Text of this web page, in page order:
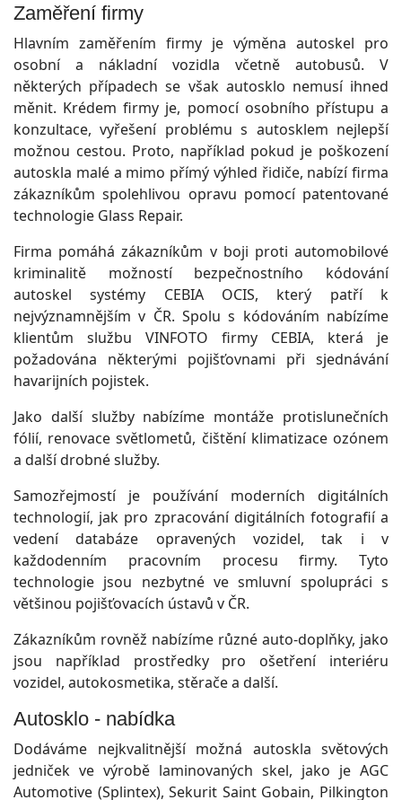
Zaměření firmy
Hlavním zaměřením firmy je výměna autoskel pro
osobní a nákladní vozidla včetně autobusů. V
některých případech se však autosklo nemusí ihned
měnit. Krédem firmy je, pomocí osobního přístupu a
konzultace, vyřešení problému s autosklem nejlepší
možnou cestou. Proto, například pokud je poškození
autoskla malé a mimo přímý výhled řidiče, nabízí firma
zákazníkům spolehlivou opravu pomocí patentované
technologie Glass Repair.
Firma pomáhá zákazníkům v boji proti automobilové
kriminalitě možností bezpečnostního kódování
autoskel systémy CEBIA OCIS, který patří k
nejvýznamnějším v ČR. Spolu s kódováním nabízíme
klientům službu VINFOTO firmy CEBIA, která je
požadována některými pojišťovnami při sjednávání
havarijních pojistek.
Jako další služby nabízíme montáže protislunečních
fólií, renovace světlometů, čištění klimatizace ozónem
a další drobné služby.
Samozřejmostí je používání moderních digitálních
technologií, jak pro zpracování digitálních fotografií a
vedení databáze opravených vozidel, tak i v
každodenním pracovním procesu firmy. Tyto
technologie jsou nezbytné ve smluvní spolupráci s
většinou pojišťovacích ústavů v ČR.
Zákazníkům rovněž nabízíme různé auto-doplňky, jako
jsou například prostředky pro ošetření interiéru
vozidel, autokosmetika, stěrače a další.
Autosklo - nabídka
Dodáváme nejkvalitnější možná autoskla světových
jedniček ve výrobě laminovaných skel, jako je AGC
Automotive (Splintex), Sekurit Saint Gobain, Pilkington